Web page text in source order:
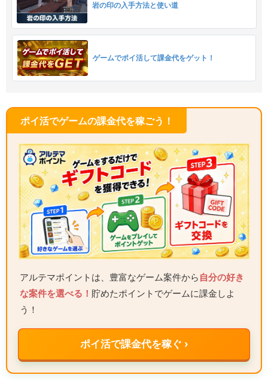
岩の印の入手方法と使い道
ゲームでポイ活して課金代をゲット！
ポイ活でゲームの課金代を稼ごう！
アルテマポイントは、豊富なゲーム案件から 自分の好き
な案件を選べる！ 貯めたポイントでゲームに課金しよ
う！
ポイ活で課金代を稼ぐ ›